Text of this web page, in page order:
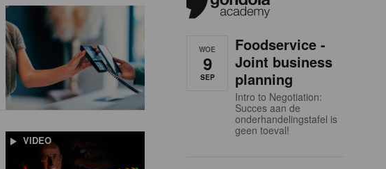
VIDEO
WOE
9
SEP
Foodservice -
Joint business
planning
Intro to Negotiation:
Succes aan de
onderhandelingstafel is
geen toeval!